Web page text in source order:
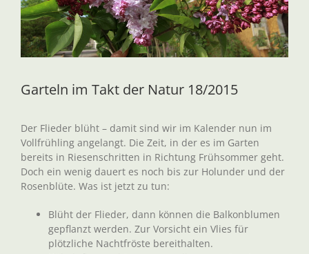
Garteln im Takt der Natur 18/2015
Der Flieder blüht – damit sind wir im Kalender nun im
Vollfrühling angelangt. Die Zeit, in der es im Garten
bereits in Riesenschritten in Richtung Frühsommer geht.
Doch ein wenig dauert es noch bis zur Holunder und der
Rosenblüte. Was ist jetzt zu tun:
Blüht der Flieder, dann können die Balkonblumen
gepflanzt werden. Zur Vorsicht ein Vlies für
plötzliche Nachtfröste bereithalten.